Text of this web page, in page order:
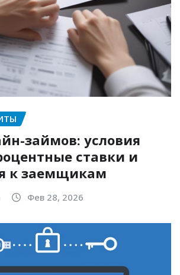
займов: условия
ставки и
к заемщикам
Фев 28, 2026